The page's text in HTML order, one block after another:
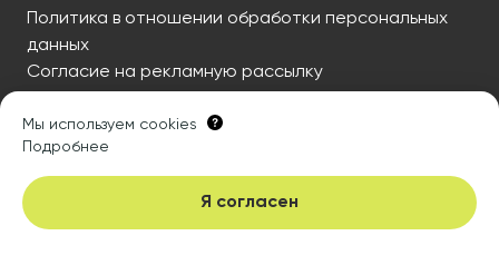
Мы используем cookies
Подробнее
Я согласен
Политика в отношении обработки персональных
данных
Согласие на рекламную рассылку